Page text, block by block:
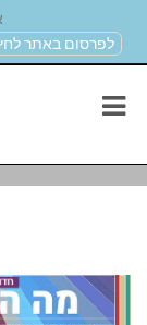
לפרסום באתר